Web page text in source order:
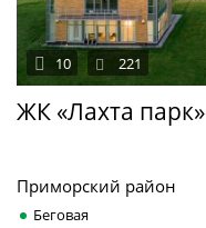
ЖК «Лахта парк»
10 221
Приморский район
Беговая